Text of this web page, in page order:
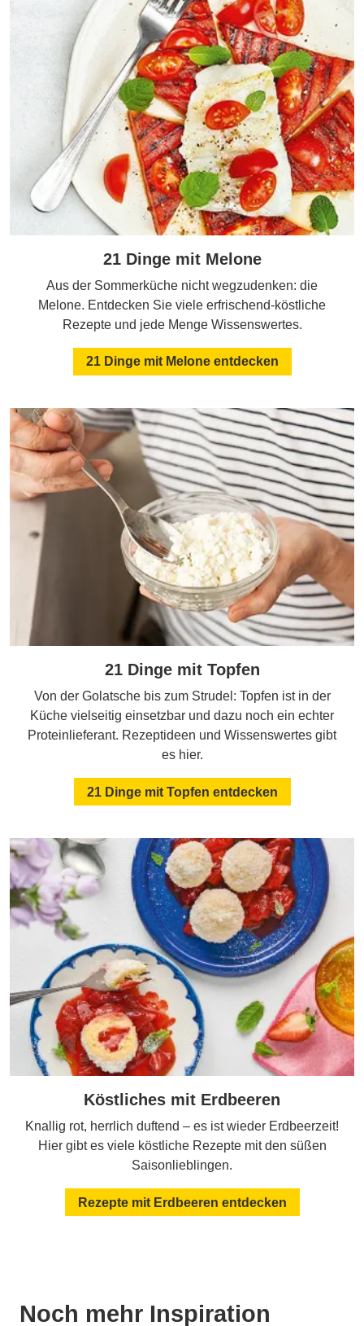
21 Dinge mit Melone
Aus der Sommerküche nicht wegzudenken: die
Melone. Entdecken Sie viele erfrischend-köstliche
Rezepte und jede Menge Wissenswertes.
21 Dinge mit Melone entdecken
21 Dinge mit Topfen
Von der Golatsche bis zum Strudel: Topfen ist in der
Küche vielseitig einsetzbar und dazu noch ein echter
Proteinlieferant. Rezeptideen und Wissenswertes gibt
es hier.
21 Dinge mit Topfen entdecken
Köstliches mit Erdbeeren
Knallig rot, herrlich duftend – es ist wieder Erdbeerzeit!
Hier gibt es viele köstliche Rezepte mit den süßen
Saisonlieblingen.
Rezepte mit Erdbeeren entdecken
Noch mehr Inspiration